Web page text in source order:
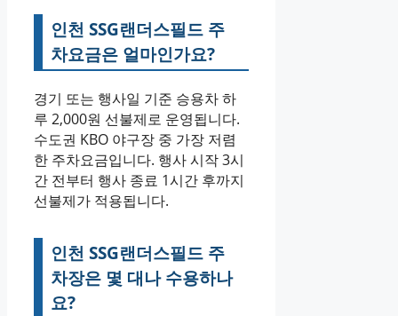
인천 SSG랜더스필드 주
차요금은 얼마인가요?
경기 또는 행사일 기준 승용차 하
루 2,000원 선불제로 운영됩니다.
수도권 KBO 야구장 중 가장 저렴
한 주차요금입니다. 행사 시작 3시
간 전부터 행사 종료 1시간 후까지
선불제가 적용됩니다.
인천 SSG랜더스필드 주
차장은 몇 대나 수용하나
요?